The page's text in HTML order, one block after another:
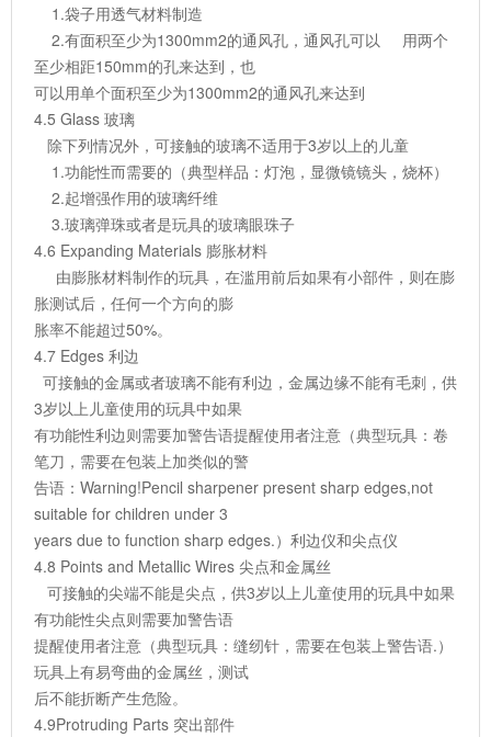
1.袋子用透气材料制造
2.有面积至少为1300mm2的通风孔，通风孔可以 用两个
至少相距150mm的孔来达到，也
可以用单个面积至少为1300mm2的通风孔来达到
4.5 Glass 玻璃
除下列情况外，可接触的玻璃不适用于3岁以上的儿童
1.功能性而需要的（典型样品：灯泡，显微镜镜头，烧杯）
2.起增强作用的玻璃纤维
3.玻璃弹珠或者是玩具的玻璃眼珠子
4.6 Expanding Materials 膨胀材料
由膨胀材料制作的玩具，在滥用前后如果有小部件，则在膨
胀测试后，任何一个方向的膨
胀率不能超过50%。
4.7 Edges 利边
可接触的金属或者玻璃不能有利边，金属边缘不能有毛刺，供
3岁以上儿童使用的玩具中如果
有功能性利边则需要加警告语提醒使用者注意（典型玩具：卷
笔刀，需要在包装上加类似的警
告语：Warning!Pencil sharpener present sharp edges,not
suitable for children under 3
years due to function sharp edges.）利边仪和尖点仪
4.8 Points and Metallic Wires 尖点和金属丝
可接触的尖端不能是尖点，供3岁以上儿童使用的玩具中如果
有功能性尖点则需要加警告语
提醒使用者注意（典型玩具：缝纫针，需要在包装上警告语.）
玩具上有易弯曲的金属丝，测试
后不能折断产生危险。
4.9Protruding Parts 突出部件